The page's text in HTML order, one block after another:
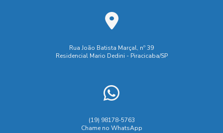
Rua João Batista Marçal, nº 39
Residencial Mario Dedini - Piracicaba/SP
(19) 98178-5763
Chame no WhatsApp